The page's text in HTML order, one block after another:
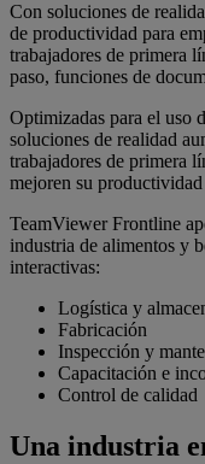
Con soluciones de
de productividad para
trabajadores de primera
paso, funciones de
Optimizadas para el uso
soluciones de realidad
trabajadores de primera
mejoren su
TeamViewer Frontline
industria de alimentos y
interactivas:
Logística y
Fabricación
Inspección y
Capacitación e
Control de calidad
Una industria